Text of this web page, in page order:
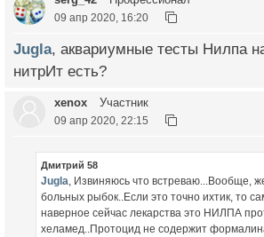
09 апр 2020, 16:20
Jugla, аквариумные тесты Нилпа
нитрИт есть?
xenox Участник
09 апр 2020, 22:15
Дмитрий 58
Jugla, Извиняюсь что встреваю...Вообще,
больных рыбок..Если это точно ихтик, то
наверное сейчас лекарства это НИЛПА
хеламед..Протоцид не содержит